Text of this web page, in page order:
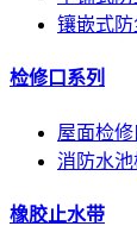
镶嵌式
检修口系列
屋面检修
消防水
橡胶止水带